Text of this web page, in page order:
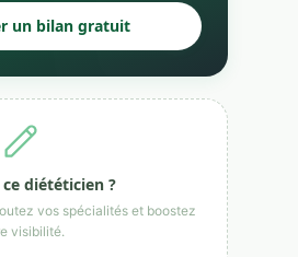
un bilan gratuit
diététicien ?
vos spécialités et boostez
visibilité.